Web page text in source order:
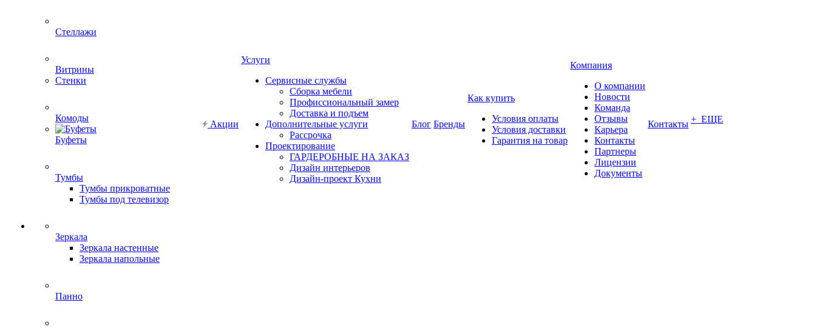
Стеллажи
Витрины
Стенки
Комоды
Буфеты
Тумбы
Тумбы прикроватные
Тумбы под телевизор
Зеркала
Зеркала настенные
Зеркала напольные
Панно
Акции
Услуги
Сервисные службы
Сборка мебели
Профиссиональный замер
Доставка и подъем
Дополнительные услуги
Рассрочка
Проектирование
ГАРДЕРОБНЫЕ НА ЗАКАЗ
Дизайн интерьеров
Дизайн-проект Кухни
Блог Бренды
Как купить
Условия оплаты
Условия доставки
Гарантия на товар
Компания
О компании
Новости
Команда
Отзывы
Карьера
Контакты
Партнеры
Лицензии
Документы
Контакты + ЕЩЕ